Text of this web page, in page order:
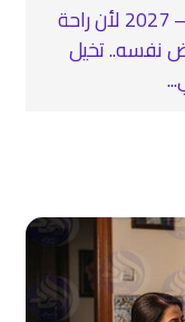
مكاتب التمريض بالمنزل لعام 2026 – 2027 لأن راحة
نفسه.. تخيل